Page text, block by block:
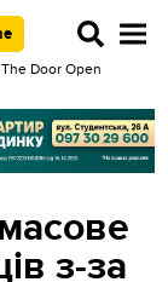
Door Open
з-за